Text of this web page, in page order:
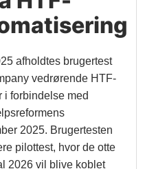
afholdtes brugertest
vedrørende HTF-
forbindelse med
2025. Brugertesten
pilottest, hvor de otte
2026 vil blive koblet